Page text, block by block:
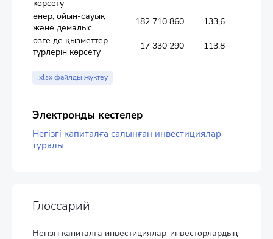
көрсету
өнер, ойын-сауық
және демалыс
182 710 860
133,6
өзге де қызметтер
түрлерін көрсету
17 330 290 113,8
.xlsx файлды жүктеу
Электронды кестелер
Негізгі капиталға салынған инвестициялар
туралы
Глоссарий
Негізгі капиталға инвестициялар-инвесторлардың